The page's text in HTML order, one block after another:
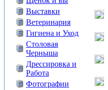
Выставки
Ветеринария
Гигиена и Уход
Столовая
Черныша
Дрессировка и
Работа
Фотографии